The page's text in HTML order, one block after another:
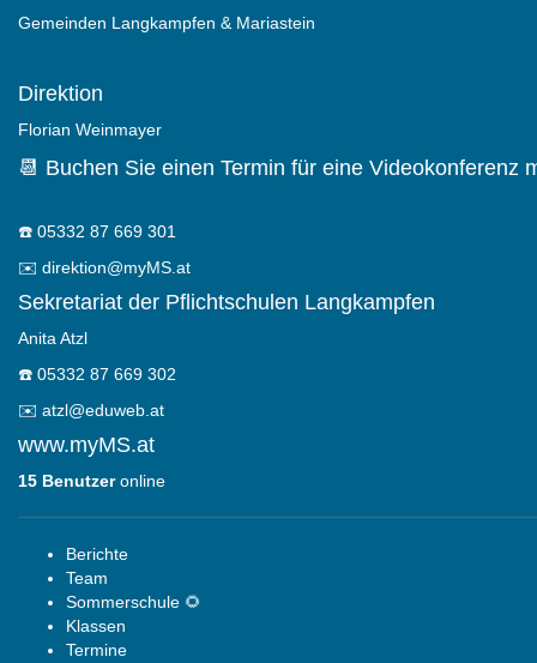
Gemeinden Langkampfen & Mariastein
Direktion
Florian Weinmayer
📆 Buchen Sie einen Termin für eine Videokonferenz
☎️ 05332 87 669 301
✉️ direktion@myMS.at
Sekretariat der Pflichtschulen Langkampfen
Anita Atzl
☎️ 05332 87 669 302
✉️ atzl@eduweb.at
www.myMS.at
15 Benutzeronline
Berichte
Team
Sommerschule 🌻
Klassen
Termine